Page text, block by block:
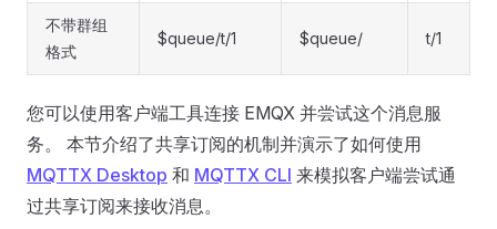
不带群组
格式
$queue/t/1 $queue/ t/1
您可以使用客户端工具连接 EMQX 并尝试这个消息服
务。 本节介绍了共享订阅的机制并演示了如何使用
MQTTX Desktop 和 MQTTX CLI 来模拟客户端尝试通
过共享订阅来接收消息。